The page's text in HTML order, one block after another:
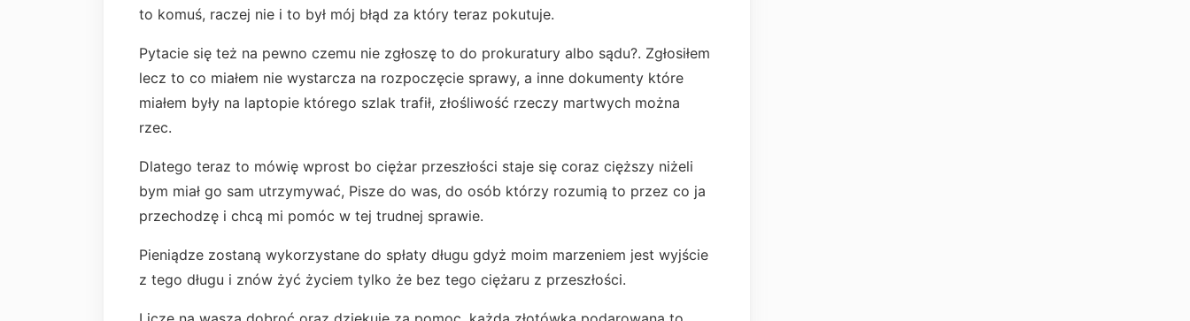
to komuś, raczej nie i to był mój błąd za który teraz pokutuje.
Pytacie się też na pewno czemu nie zgłoszę to do prokuratury albo sądu?. Zgłosiłem
lecz to co miałem nie wystarcza na rozpoczęcie sprawy, a inne dokumenty które
miałem były na laptopie którego szlak trafił, złośliwość rzeczy martwych można
rzec.
Dlatego teraz to mówię wprost bo ciężar przeszłości staje się coraz cięższy niżeli
bym miał go sam utrzymywać, Pisze do was, do osób którzy rozumią to przez co ja
przechodzę i chcą mi pomóc w tej trudnej sprawie.
Pieniądze zostaną wykorzystane do spłaty długu gdyż moim marzeniem jest wyjście
z tego długu i znów żyć życiem tylko że bez tego ciężaru z przeszłości.